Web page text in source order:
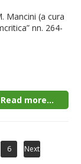
Mancini (a cura
nn. 264-
Read more...
6
Next